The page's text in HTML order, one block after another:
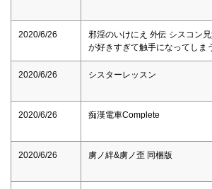
2020/6/26
邪淫のいけにえ 外伝 シスコン
が好きすぎて触手になってしま
2020/6/26 シスターレッスン
2020/6/26 痴漢電車Complete
2020/6/26 虜ノ絆&虜ノ歪 同梱版